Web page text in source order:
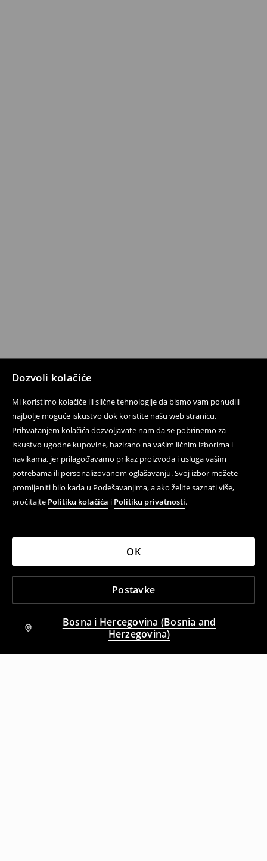
Dozvoli kolačiće
Mi koristimo kolačiće ili slične tehnologije da bismo vam ponudili
najbolje moguće iskustvo dok koristite našu web stranicu.
Prihvatanjem kolačića dozvoljavate nam da se pobrinemo za
iskustvo ugodne kupovine, bazirano na vašim ličnim izborima i
navikama, jer prilagođavamo prikaz proizvoda i usluga vašim
potrebama ili personalizovanom oglašavanju. Svoj izbor možete
promijeniti bilo kada u Podešavanjima, a ako želite saznati više,
pročitajte Politiku kolačića i Politiku privatnosti.
Postavke
OK
Bosna i Hercegovina (Bosnia and
Herzegovina)